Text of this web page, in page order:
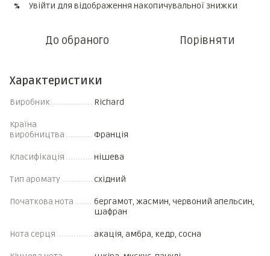
% Увійти для відображення накопичувальної знижки
До обраного Порівняти
Характеристики
Виробник Richard
Країна
виробництва
Франція
Класифікація нішева
Тип аромату східний
Початкова нота
бергамот, жасмин, червоний апельсин,
шафран
Нота серця акація, амбра, кедр, сосна